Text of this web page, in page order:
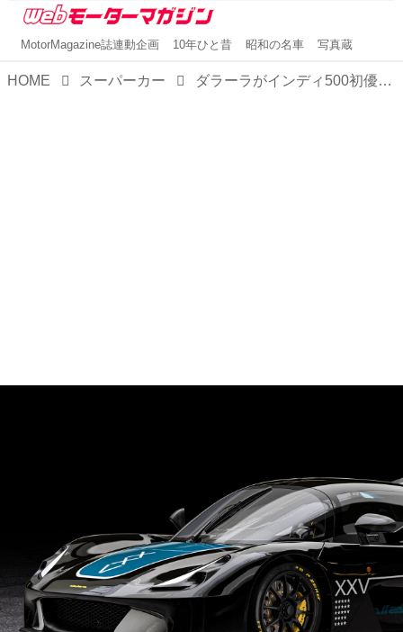
MotorMagazine誌連動企画 10年ひと昔 昭和の名車 写真蔵
HOME スーパーカー ダラーラがインディ500初優勝から25年を記念したスペシャルパッケージ装着の限定モデルを発表